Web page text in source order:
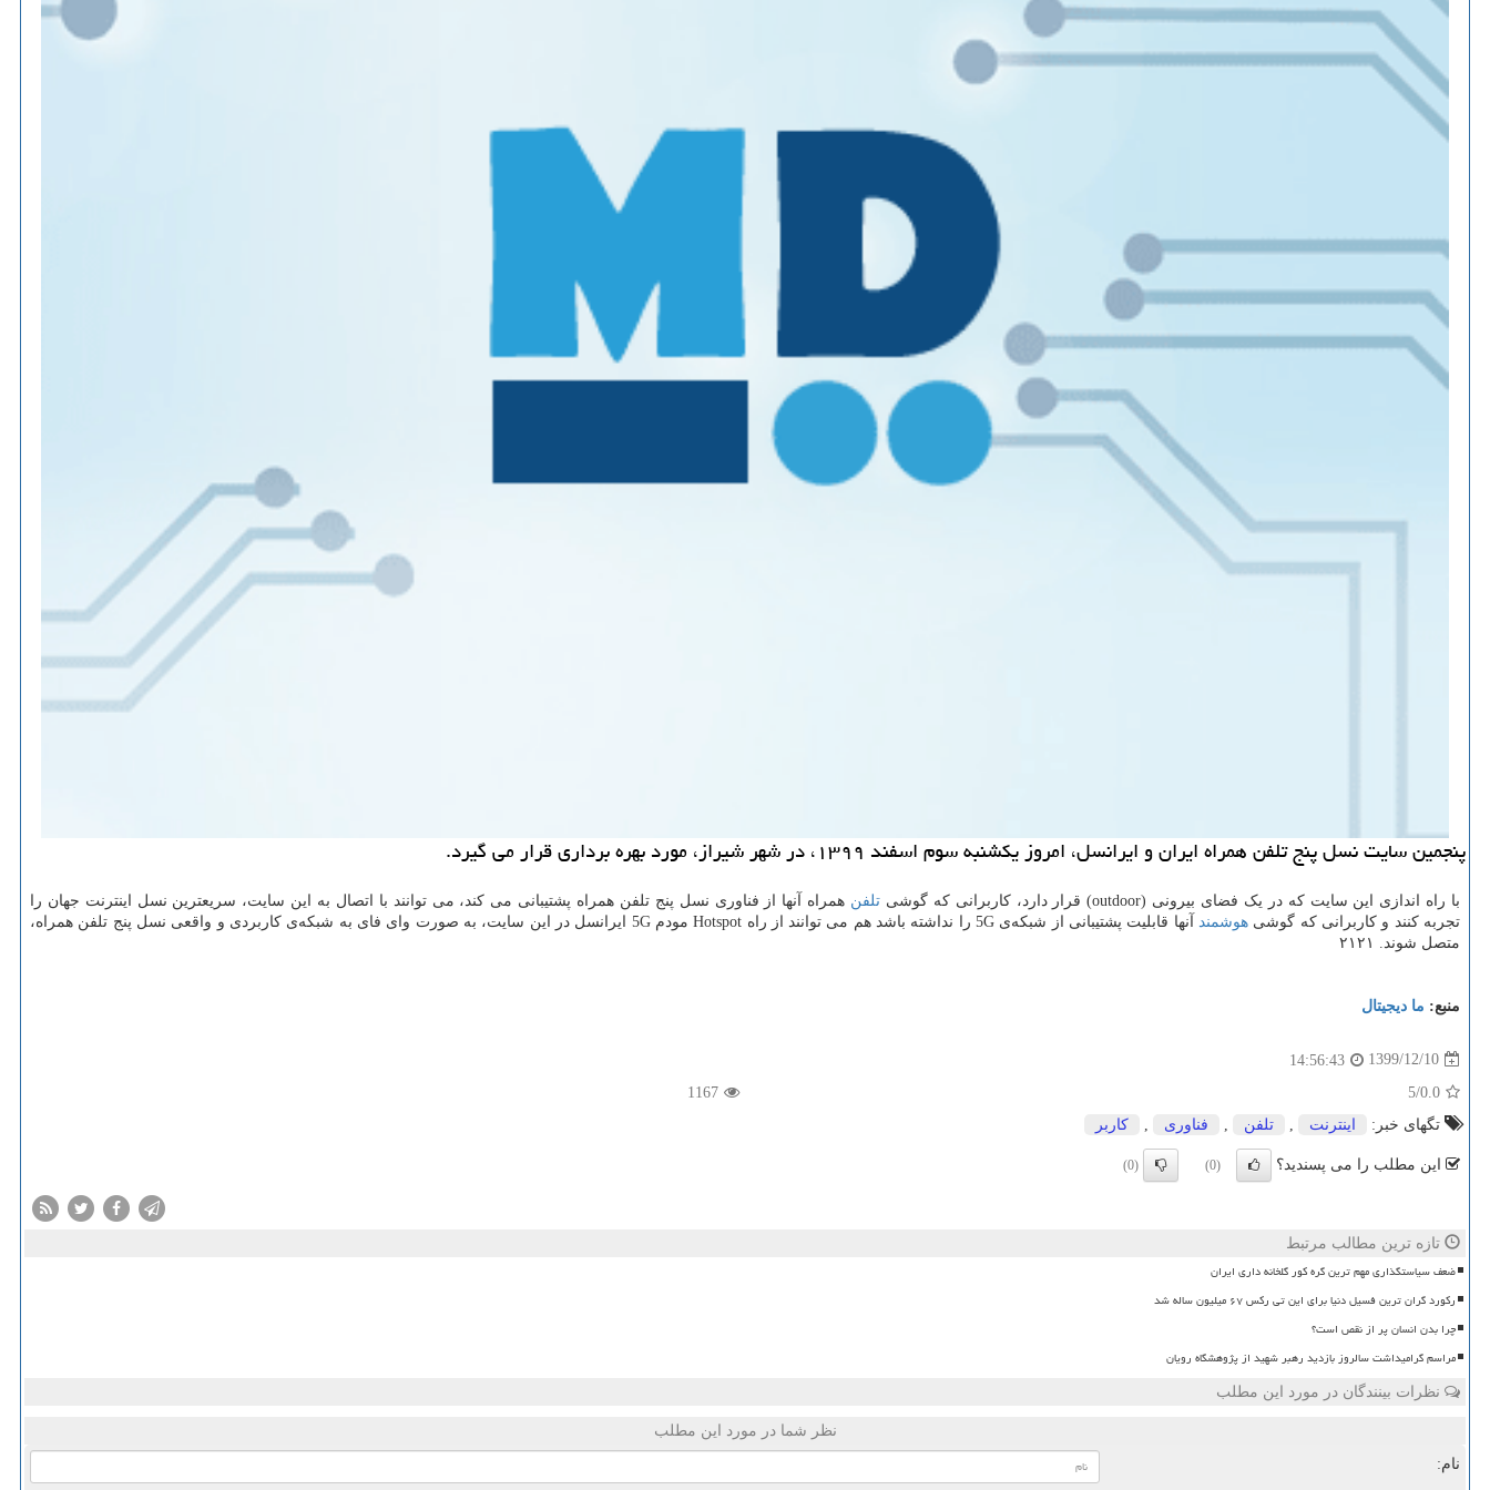
پنجمین سایت نسل پنج تلفن همراه ایران و ایرانسل، امروز یکشنبه سوم اسفند ۱۳۹۹، در شهر شیراز، مورد بهره برداری قرار می گیرد.
با راه اندازی این سایت که در یک فضای بیرونی (outdoor) قرار دارد، کاربرانی که گوشی تلفن همراه آنها از فناوری نسل پنج تلفن همراه پشتیبانی می کند، می توانند با اتصال به این سایت، سریعترین نسل اینترنت جهان را
تجربه کنند و کاربرانی که گوشی هوشمند
آنها قابلیت پشتیبانی از شبکه‌ی 5G را نداشته باشد هم می توانند از راه Hotspot مودم 5G ایرانسل در این سایت، به صورت وای فای به شبکه‌ی کاربردی و واقعی نسل پنج تلفن همراه،
متصل شوند. ۲۱۲۱
منبع: ما دیجیتال
1399/12/10
14:56:43
0.0
/5
1167
تگهای خبر:
اینترنت تلفن فناوری كاربر
این مطلب را می پسندید؟ (0)
(0)
تازه ترین مطالب مرتبط
ضعف سیاستگذاری مهم ترین گره کور گلخانه داری ایران
رکورد گران ترین فسیل دنیا برای این تی رکس ۶۷ میلیون ساله شد
چرا بدن انسان پر از نقص است؟
مراسم گرامیداشت سالروز بازدید رهبر شهید از پژوهشگاه رویان
نظرات بینندگان در مورد این مطلب
نظر شما در مورد این مطلب
نام: